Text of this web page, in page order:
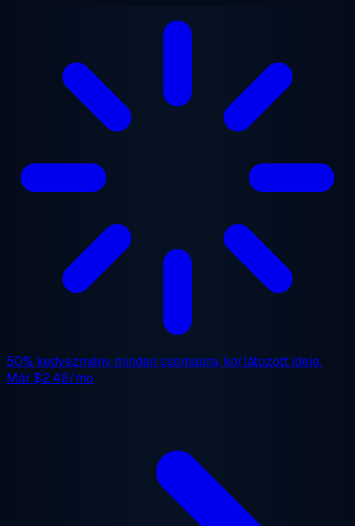
50% kedvezmény minden csomagra, korlátozott ideig.
Már $2.48/mo